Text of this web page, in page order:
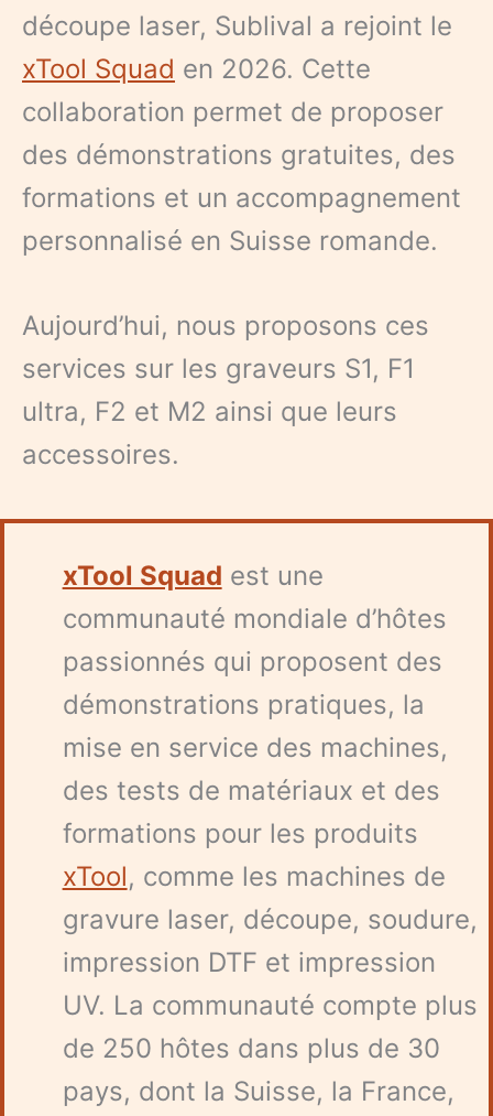
découpe laser, Sublival a rejoint le
xTool Squad en 2026. Cette
collaboration permet de proposer
des démonstrations gratuites, des
formations et un accompagnement
personnalisé en Suisse romande.
Aujourd’hui, nous proposons ces
services sur les graveurs S1, F1
ultra, F2 et M2 ainsi que leurs
accessoires.
xTool Squad est une
communauté mondiale d’hôtes
passionnés qui proposent des
démonstrations pratiques, la
mise en service des machines,
des tests de matériaux et des
formations pour les produits
xTool, comme les machines de
gravure laser, découpe, soudure,
impression DTF et impression
UV. La communauté compte plus
de 250 hôtes dans plus de 30
pays, dont la Suisse, la France,